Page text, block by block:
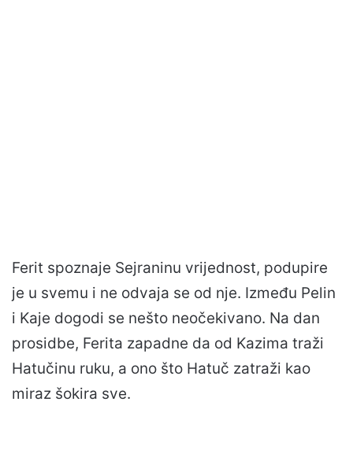
Ferit spoznaje Sejraninu vrijednost, podupire
je u svemu i ne odvaja se od nje. Između Pelin
i Kaje dogodi se nešto neočekivano. Na dan
prosidbe, Ferita zapadne da od Kazima traži
Hatučinu ruku, a ono što Hatuč zatraži kao
miraz šokira sve.